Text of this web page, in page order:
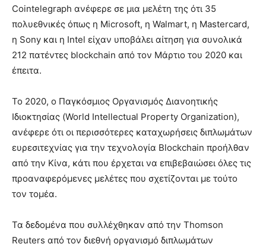
Cointelegraph ανέφερε σε μια μελέτη της ότι 35
πολυεθνικές όπως η Microsoft, η Walmart, η Mastercard,
η Sony και η Intel είχαν υποβάλει αίτηση για συνολικά
212 πατέντες blockchain από τον Μάρτιο του 2020 και
έπειτα.
Το 2020, ο Παγκόσμιος Οργανισμός Διανοητικής
Ιδιοκτησίας (World Intellectual Property Organization),
ανέφερε ότι οι περισσότερες καταχωρήσεις διπλωμάτων
ευρεσιτεχνίας για την τεχνολογία Blockchain προήλθαν
από την Κίνα, κάτι που έρχεται να επιβεβαιώσει όλες τις
προαναφερόμενες μελέτες που σχετίζονται με τούτο
τον τομέα.
Τα δεδομένα που συλλέχθηκαν από την Thomson
Reuters από τον διεθνή οργανισμό διπλωμάτων